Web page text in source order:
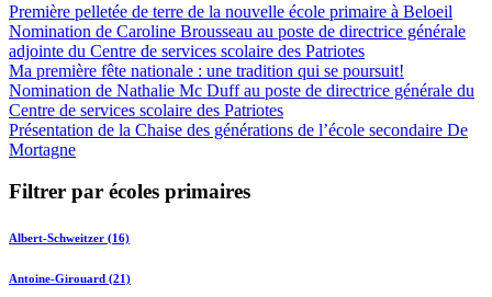
Première pelletée de terre de la nouvelle école primaire à Beloeil
Nomination de Caroline Brousseau au poste de directrice générale
adjointe du Centre de services scolaire des Patriotes
Ma première fête nationale : une tradition qui se poursuit!
Nomination de Nathalie Mc Duff au poste de directrice générale du
Centre de services scolaire des Patriotes
Présentation de la Chaise des générations de l’école secondaire De
Mortagne
Filtrer par écoles primaires
Albert-Schweitzer (16)
Antoine-Girouard (21)